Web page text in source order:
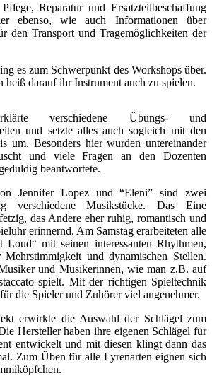
Reparatur und Ersatzteilbeschaffung
ebenso, wie auch Informationen über
den Transport und Tragemöglichkeiten der
es zum Schwerpunkt des Workshops über.
heiß darauf ihr Instrument auch zu spielen.
verschiedene Übungs- und
und setzte alles auch sogleich mit den
um. Besonders hier wurden untereinander
und viele Fragen an den Dozenten
beantwortete.
Jennifer Lopez und “Eleni” sind zwei
verschiedene Musikstücke. Das Eine
das Andere eher ruhig, romantisch und
erinnernd. Am Samstag erarbeiteten alle
Loud“ mit seinen interessanten Rhythmen,
Mehrstimmigkeit und dynamischen Stellen.
und Musikerinnen, wie man z.B. auf
spielt. Mit der richtigen Spieltechnik
die Spieler und Zuhörer viel angenehmer.
erwirkte die Auswahl der Schlägel zum
Hersteller haben ihre eigenen Schlägel für
entwickelt und mit diesen klingt dann das
Zum Üben für alle Lyrenarten eignen sich